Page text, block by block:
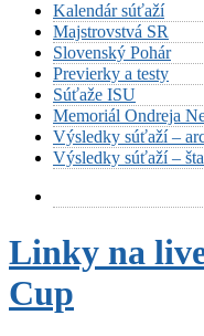
Kalendár súťaží
Majstrovstvá SR
Slovenský Pohár
Previerky a testy
Súťaže ISU
Memoriál Ondreja
Výsledky súťaží –
Výsledky súťaží –
Linky na
Cup